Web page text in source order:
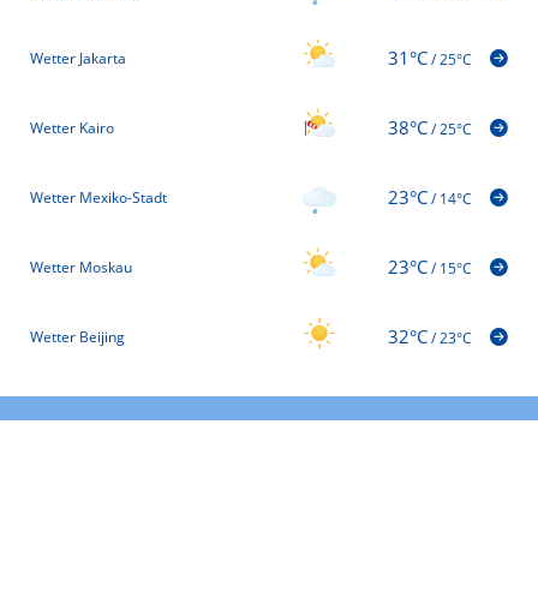
Wetter Jakarta 31°C/25°C
Wetter Kairo 38°C/25°C
Wetter Mexiko-Stadt 23°C/14°C
Wetter Moskau 23°C/15°C
Wetter Beijing 32°C/23°C